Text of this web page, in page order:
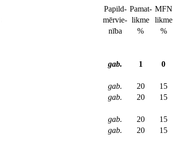
Papild- Pamat- MFN
mērvie- likme
likme
nība
%
%
gab. 1
0
gab. 20
15
gab. 20
15
gab. 20
15
gab. 20
15